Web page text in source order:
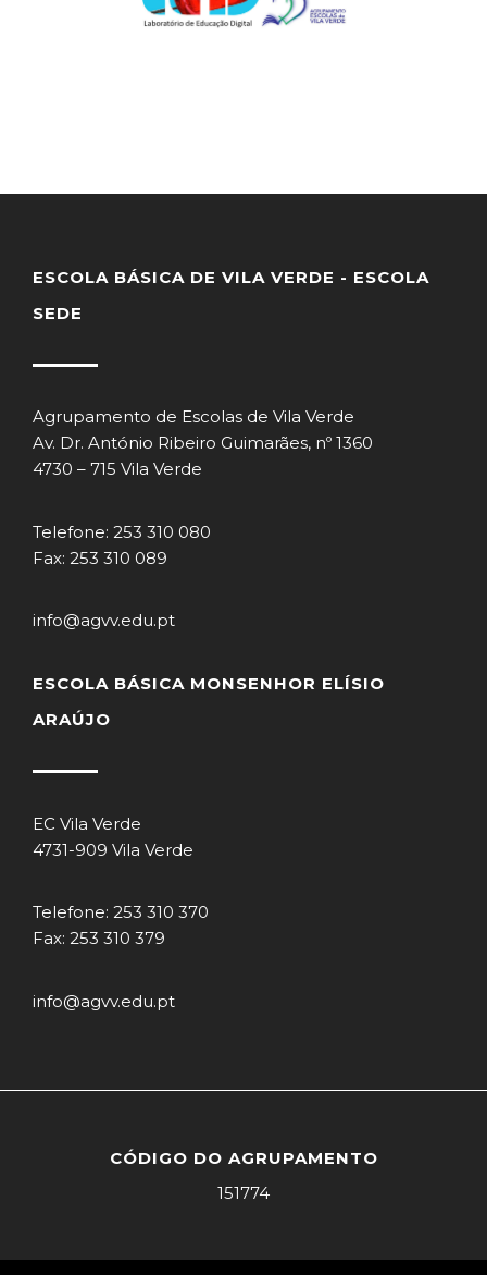
ESCOLA BÁSICA DE VILA VERDE - ESCOLA
SEDE
Agrupamento de Escolas de Vila Verde
Av. Dr. António Ribeiro Guimarães, nº 1360
4730 – 715 Vila Verde
Telefone: 253 310 080
Fax: 253 310 089
info@agvv.edu.pt
ESCOLA BÁSICA MONSENHOR ELÍSIO
ARAÚJO
EC Vila Verde
4731-909 Vila Verde
Telefone: 253 310 370
Fax: 253 310 379
info@agvv.edu.pt
CÓDIGO DO AGRUPAMENTO
151774